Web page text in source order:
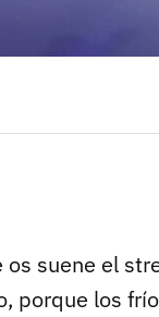
os suene el
porque los